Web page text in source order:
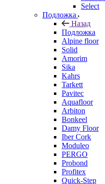
Select
Подложка
Назад
Подложка
Alpine floor
Solid
Amorim
Sika
Kahrs
Tarkett
Pavitec
Aquafloor
Arbiton
Bonkeel
Damy Floor
Iber Cork
Moduleo
PERGO
Probond
Profitex
Quick-Step